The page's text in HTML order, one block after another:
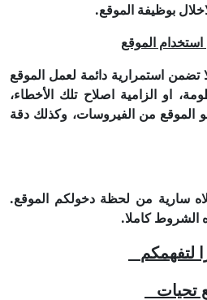
بوظيفة الموقع.
الموقع
تضمن استمرارية دائمة لعمل الموقع
او الزامية اصلاح تلك الأخطاء،
الموقع من الفيروسات، وكذلك دقة
سارية من لحظة دخولكم الموقع.
الشروط كاملا.
لتفهمكم
تحيات